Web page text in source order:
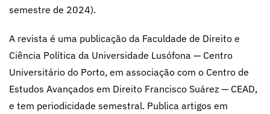
semestre de 2024).
A revista é uma publicação da Faculdade de Direito e
Ciência Política da Universidade Lusófona — Centro
Universitário do Porto, em associação com o Centro de
Estudos Avançados em Direito Francisco Suárez — CEAD,
e tem periodicidade semestral. Publica artigos em